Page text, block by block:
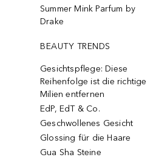
Summer Mink Parfum by
Drake
BEAUTY TRENDS
Gesichtspflege: Diese
Reihenfolge ist die richtige
Milien entfernen
EdP, EdT & Co.
Geschwollenes Gesicht
Glossing für die Haare
Gua Sha Steine